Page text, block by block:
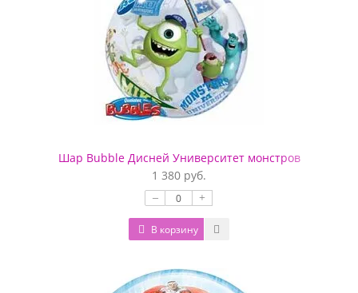
Шар Bubble Дисней Университет монстров
1 380 руб.
– +
В корзину